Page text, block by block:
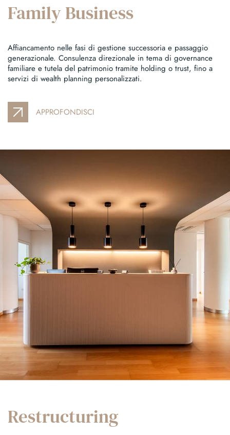
Family Business
Affiancamento nelle fasi di gestione successoria e passaggio
generazionale. Consulenza direzionale in tema di governance
familiare e tutela del patrimonio tramite holding o trust, fino a
servizi di wealth planning personalizzati.
APPROFONDISCI
Restructuring